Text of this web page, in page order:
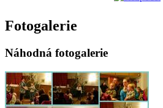
Fotogalerie
Náhodná fotogalerie